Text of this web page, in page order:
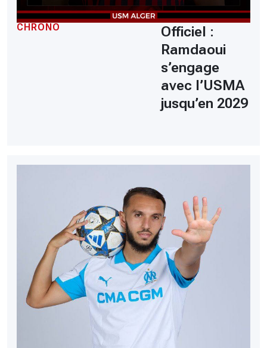
CHRONO
Officiel :
Ramdaoui
s’engage
avec l’USMA
jusqu’en 2029